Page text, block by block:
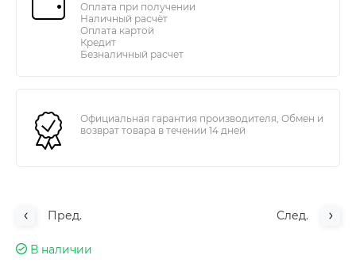
Оплата при получении
Наличный расчёт
Оплата картой
Кредит
Безналичный расчет
Официальная гарантия производителя, Обмен и
возврат товара в течении 14 дней
Пред. След.
В наличии